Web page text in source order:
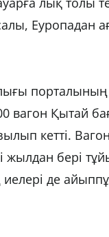
Еуропадан
порталының
вагон Қытай
кетті.
жылдан бері
де